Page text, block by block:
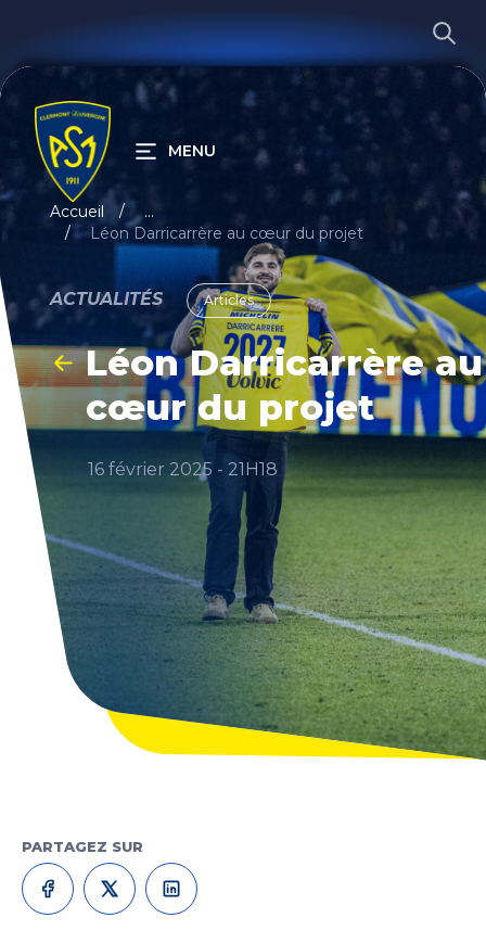
MENU
Accueil
...
Léon Darricarrère au cœur du projet
ACTUALITÉS Articles
Léon Darricarrère au
cœur du projet
16 février 2025 - 21H18
PARTAGEZ SUR